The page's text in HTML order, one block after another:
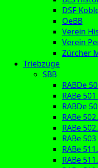
DSF-
OeBB
Verein
Verein
Zürcher
Triebzüge
SBB
RABDe
RABe
RABDe
RABe
RABe
RABe
RABe
RABe